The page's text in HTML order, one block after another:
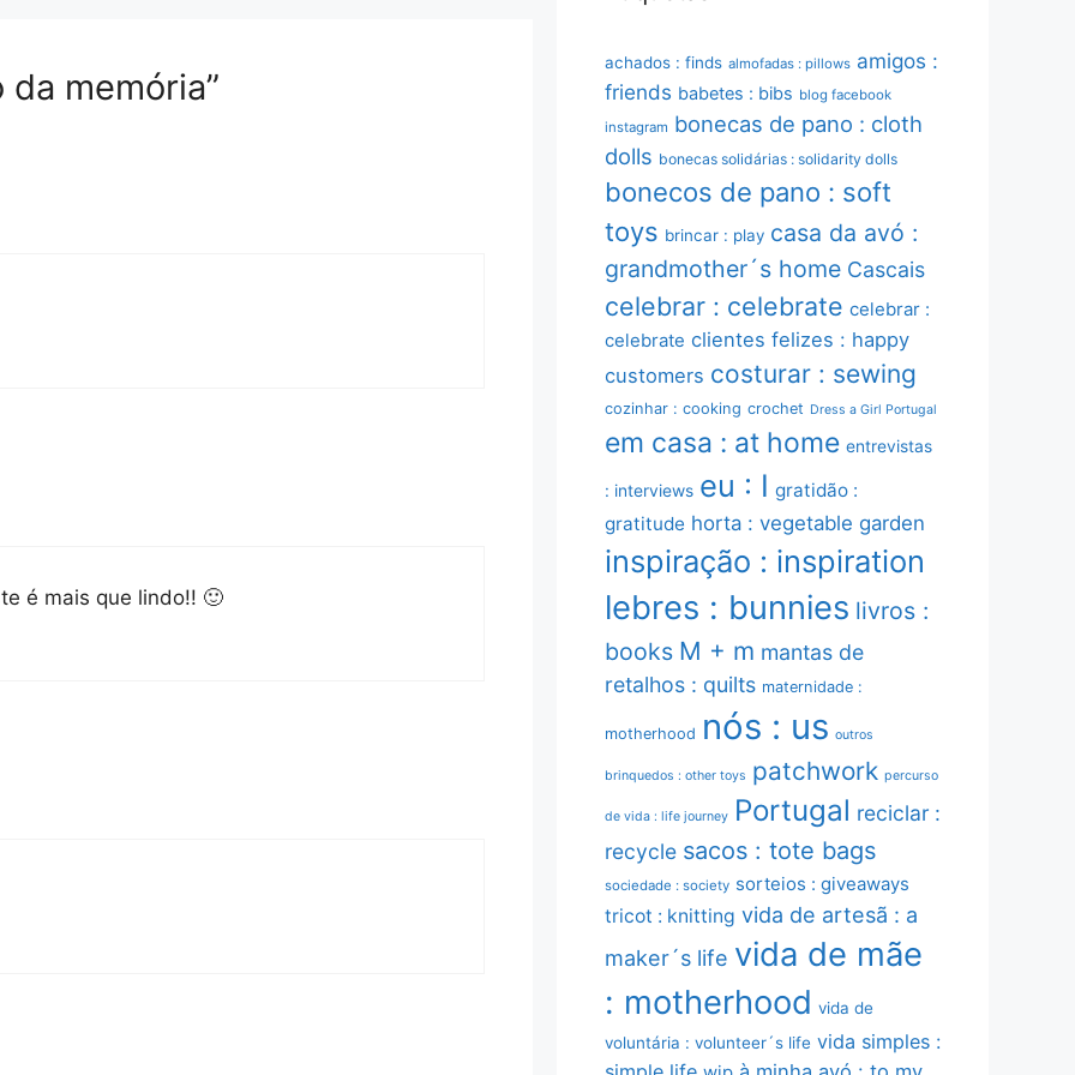
memória”
é mais que lindo!! 🙂
achados : finds almofadas : pillows amigos :
friends babetes : bibs blog facebook
instagram bonecas de pano : cloth
dolls bonecas solidárias : solidarity dolls
bonecos de pano : soft
toys brincar : play casa da avó :
grandmother´s home Cascais
celebrar : celebrate celebrar :
celebrate clientes felizes : happy
customers costurar : sewing
cozinhar : cooking crochet Dress a Girl Portugal
em casa : at home entrevistas
: interviews eu : I gratidão :
gratitude horta : vegetable garden
inspiração : inspiration
lebres : bunnies livros :
books M + m mantas de
retalhos : quilts maternidade :
motherhood nós : us outros
brinquedos : other toys patchwork percurso
de vida : life journey Portugal reciclar :
recycle sacos : tote bags
sociedade : society sorteios : giveaways
tricot : knitting vida de artesã : a
maker´s life vida de mãe
: motherhood vida de
voluntária : volunteer´s life vida simples :